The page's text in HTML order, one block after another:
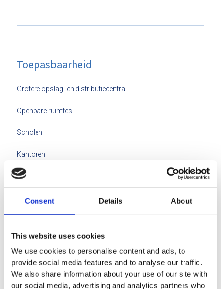
Consent Details About
This website uses cookies
We use cookies to personalise content and ads, to
provide social media features and to analyse our traffic.
We also share information about your use of our site with
our social media, advertising and analytics partners who
Toepasbaarheid
Grotere opslag- en distributiecentra
Openbare ruimtes
Scholen
Kantoren
Sporthallen
Industriële productiehallen
De specialist sinds 1998